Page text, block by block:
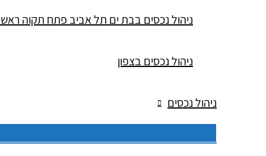
ניהול נכסים בבת ים תל אביב פתח תקוה ראש
ניהול נכסים בצפון
ניהול נכסים